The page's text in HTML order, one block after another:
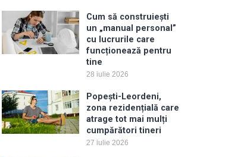
Cum să construiești
un „manual personal”
cu lucrurile care
funcționează pentru
tine
28 iulie 2026
Popești-Leordeni,
zona rezidențială care
atrage tot mai mulți
cumpărători tineri
27 iulie 2026